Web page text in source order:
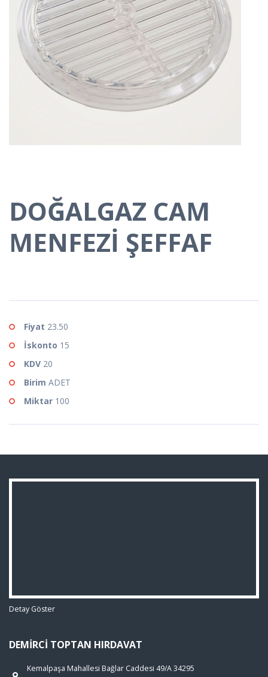
DOĞALGAZ CAM
MENFEZİ ŞEFFAF
Fiyat 23.50
İskonto 15
KDV 20
Birim ADET
Miktar 100
Detay Göster
DEMIRCI TOPTAN HIRDAVAT
Kemalpaşa Mahallesi Bağlar Caddesi 49/A 34295